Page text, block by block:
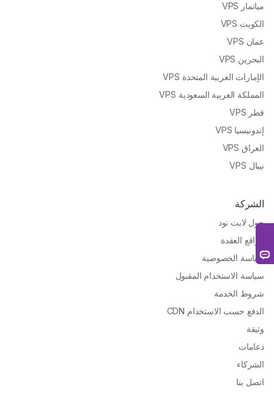
ميانمار VPS
الكويت VPS
عمان VPS
البحرين VPS
الإمارات العربية المتحدة VPS
المملكة العربية السعودية VPS
قطر VPS
إندونيسيا VPS
العراق VPS
نيبال VPS
الشركة
حول لايت نود
مواقع العقدة
سياسة الخصوصية
سياسة الاستخدام المقبول
شروط الخدمة
الدفع حسب الاستخدام CDN
وثيقة
دعامات
الشركاء
اتصل بنا